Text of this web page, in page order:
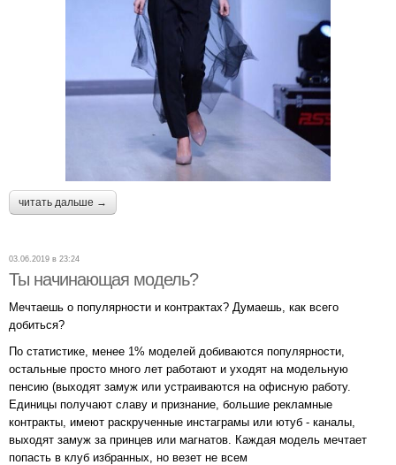
читать дальше →
03.06.2019 в 23:24
Ты начинающая модель?
Мечтаешь о популярности и контрактах? Думаешь, как всего
добиться?
По статистике, менее 1% моделей добиваются популярности,
остальные просто много лет работают и уходят на модельную
пенсию (выходят замуж или устраиваются на офисную работу.
Единицы получают славу и признание, большие рекламные
контракты, имеют раскрученные инстаграмы или ютуб - каналы,
выходят замуж за принцев или магнатов. Каждая модель мечтает
попасть в клуб избранных, но везет не всем